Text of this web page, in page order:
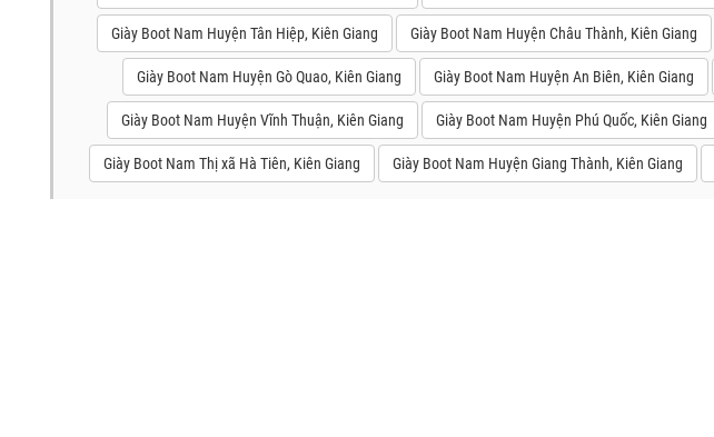
Giày Boot Nam Huyện Tân Hiệp, Kiên Giang Giày Boot Nam Huyện Châu Thành, Kiên Giang
Giày Boot Nam Huyện Gò Quao, Kiên Giang Giày Boot Nam Huyện An Biên, Kiên Giang
Giày Boot Nam Huyện Vĩnh Thuận, Kiên Giang Giày Boot Nam Huyện Phú Quốc, Kiên Giang
Giày Boot Nam Thị xã Hà Tiên, Kiên Giang Giày Boot Nam Huyện Giang Thành, Kiên Giang